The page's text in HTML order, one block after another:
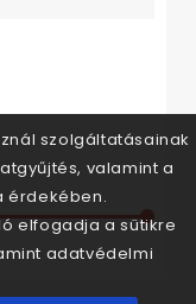
szolgáltatásainak
valamint a
érdekében.
elfogadja a sütikre
adatvédelmi